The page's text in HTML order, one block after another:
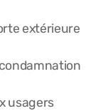
extérieure
usagers